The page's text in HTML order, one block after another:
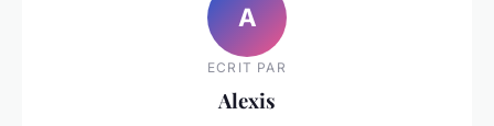
A
ECRIT PAR
Alexis